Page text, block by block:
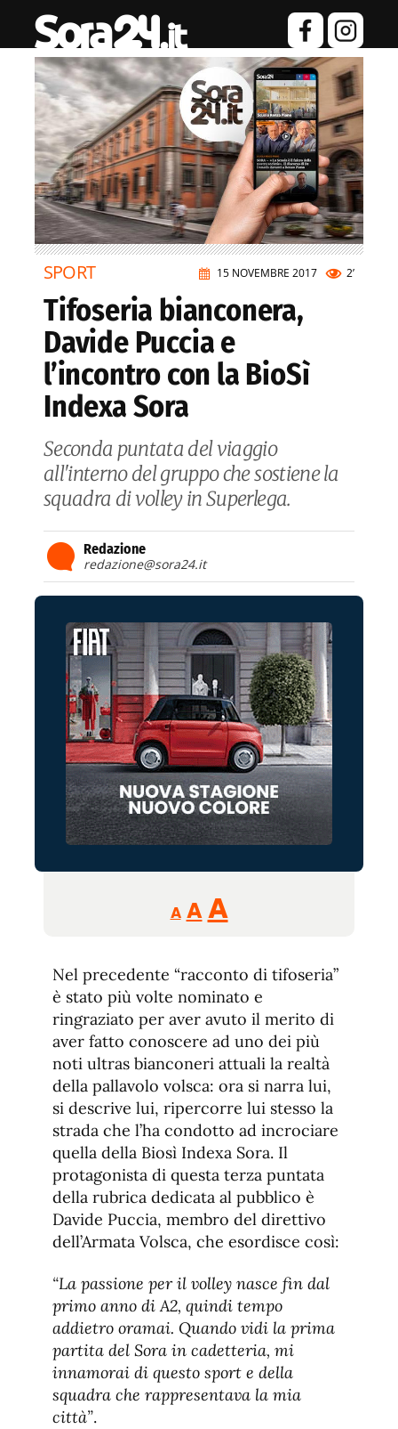
15 NOVEMBRE 2017 2’
SPORT
Tifoseria bianconera,
Davide Puccia e
l’incontro con la BioSì
Indexa Sora
Seconda puntata del viaggio
all'interno del gruppo che sostiene la
squadra di volley in Superlega.
Redazione
redazione@sora24.it
A
Reducir
tamaño
A Restablecer
fuente
AAumentar
de
fuente.
Nel precedente “racconto di tifoseria”
è stato più volte nominato e
ringraziato per aver avuto il merito di
aver fatto conoscere ad uno dei più
noti ultras bianconeri attuali la realtà
della pallavolo volsca: ora si narra lui,
si descrive lui, ripercorre lui stesso la
strada che l’ha condotto ad incrociare
quella della Biosì Indexa Sora. Il
protagonista di questa terza puntata
della rubrica dedicata al pubblico è
Davide Puccia, membro del direttivo
dell’Armata Volsca, che esordisce così:
“La passione per il volley nasce fin dal
primo anno di A2, quindi tempo
addietro oramai. Quando vidi la prima
partita del Sora in cadetteria, mi
innamorai di questo sport e della
squadra che rappresentava la mia
città”.